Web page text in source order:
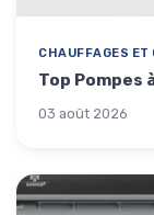
CHAUFFAGES
Top Pompes
03 août 2026